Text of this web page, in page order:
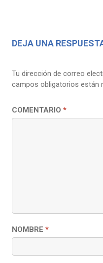
DEJA UNA
Tu dirección de correo
campos obligatorios están
COMENTARIO *
NOMBRE *